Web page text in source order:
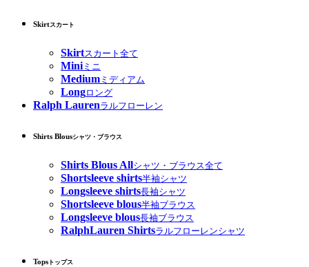
Skirtスカート
Skirtスカート全て
Miniミニ
Medium ミディアム
Longロング
Ralph Laurenラルフローレン
Shirts Blousシャツ・ブラウス
Shirts Blous Allシャツ・ブラウス全て
Shortsleeve shirts半袖シャツ
Longsleeve shirts長袖シャツ
Shortsleeve blous半袖ブラウス
Longsleeve blous長袖ブラウス
RalphLauren Shirtsラルフローレンシャツ
Tops トップス